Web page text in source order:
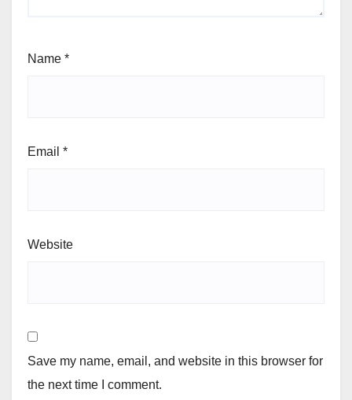
Name *
Email *
Website
Save my name, email, and website in this browser for
the next time I comment.